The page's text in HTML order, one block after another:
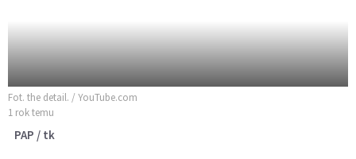
Fot. the detail. / YouTube.com
1 rok temu
PAP / tk